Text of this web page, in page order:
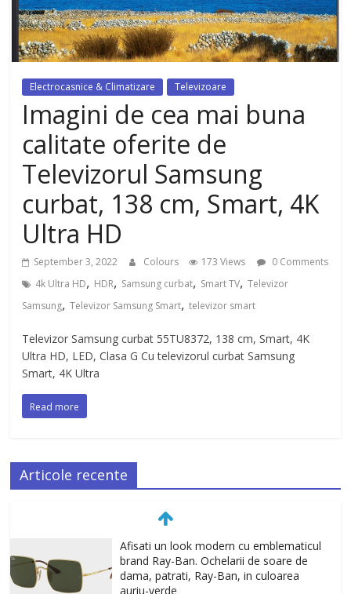
dezvoltat, cu Flexor Fitness-
dispozitiv pentru tonifiere muschi
Electrocasnice & Climatizare Televizoare
Imagini de cea mai buna
calitate oferite de
Televizorul Samsung
curbat, 138 cm, Smart, 4K
Ultra HD
September 3, 2022 Colours 173 Views
0 Comments
4k Ultra HD, HDR, Samsung curbat, Smart TV,Televizor
Samsung,Televizor Samsung Smart,televizor smart
Televizor Samsung curbat 55TU8372, 138 cm, Smart, 4K
Ultra HD, LED, Clasa G Cu televizorul curbat Samsung
Smart, 4K Ultra
Read more
Articole recente
Afisati un look modern cu emblematicul
brand Ray-Ban. Ochelarii de soare de
dama, patrati, Ray-Ban, in culoarea
auriu-verde